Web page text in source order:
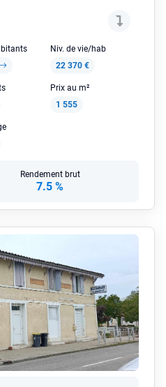
Niv. de vie/hab
22 370 €
Prix au m²
1 555
Rendement brut
7.5 %